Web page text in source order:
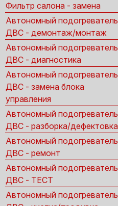
Фильтр салона - замена
Автономный подогреватель
ДВС - демонтаж/монтаж
Автономный подогреватель
ДВС - диагностика
Автономный подогреватель
ДВС - замена блока
управления
Автономный подогреватель
ДВС - разборка/дефектовка
Автономный подогреватель
ДВС - ремонт
Автономный подогреватель
ДВС - ТЕСТ
Автономный подогреватель